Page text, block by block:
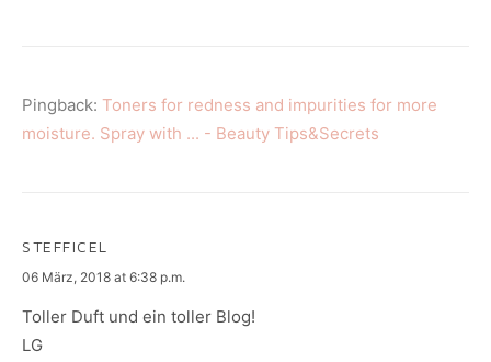
Pingback: Toners for redness and impurities for more
moisture. Spray with ... - Beauty Tips&Secrets
STEFFICEL
says:
06 März, 2018 at 6:38 p.m.
Toller Duft und ein toller Blog!
LG